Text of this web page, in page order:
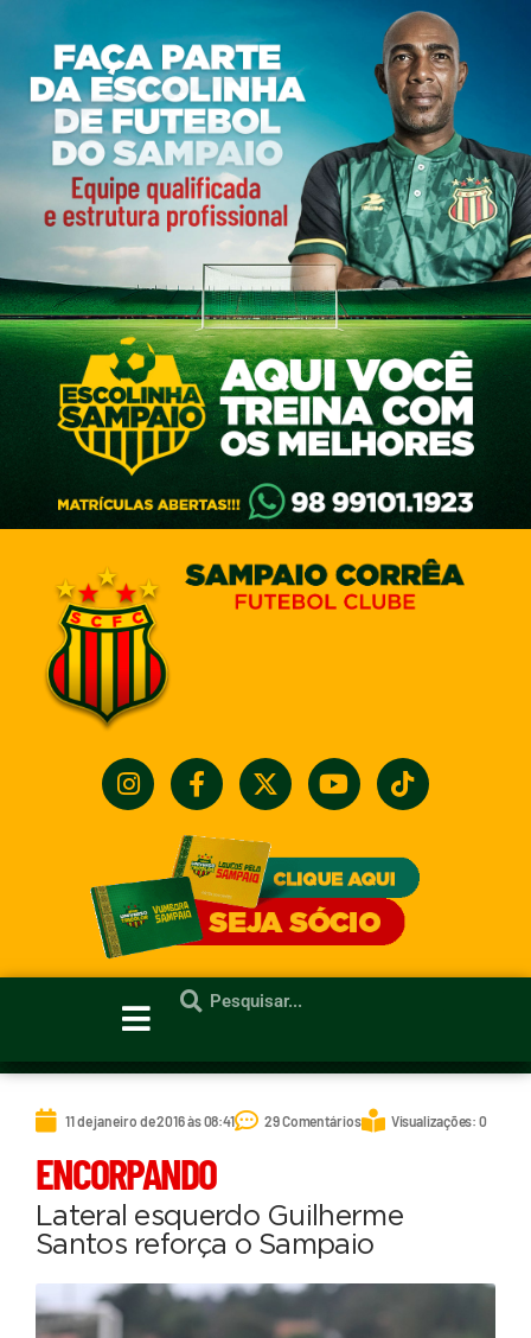
11 de janeiro de 2016 às 08:41 29 Comentários Visualizações: 0
ENCORPANDO
Lateral esquerdo Guilherme
Santos reforça o Sampaio